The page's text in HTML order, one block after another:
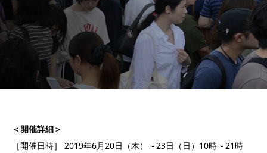
＜開催詳細＞
［開催日時］ 2019年6月20日（木）～23日（日）10時～21時